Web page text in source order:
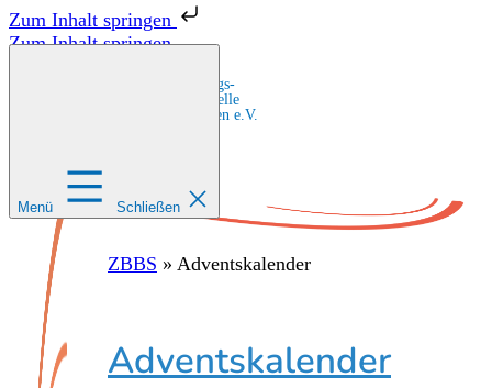
Zum Inhalt springen
Zum Inhalt springen
Zentrale Bildungs-
und Beratungsstelle
für Migrant:innen e.V.
Menü Schließen
ZBBS » Adventskalender
Adventskalender